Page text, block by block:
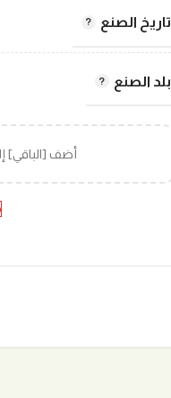
تاريخ الصنع
بلد الصنع
أضف [الباقي]